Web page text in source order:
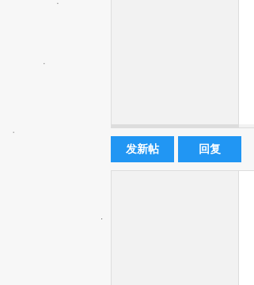
发新帖 回复